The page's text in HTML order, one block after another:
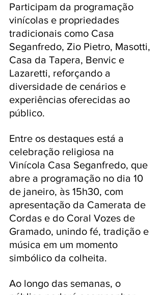
Participam da programação
vinícolas e propriedades
tradicionais como Casa
Seganfredo, Zio Pietro, Masotti,
Casa da Tapera, Benvic e
Lazaretti, reforçando a
diversidade de cenários e
experiências oferecidas ao
público.
Entre os destaques está a
celebração religiosa na
Vinícola Casa Seganfredo, que
abre a programação no dia 10
de janeiro, às 15h30, com
apresentação da Camerata de
Cordas e do Coral Vozes de
Gramado, unindo fé, tradição e
música em um momento
simbólico da colheita.
Ao longo das semanas, o